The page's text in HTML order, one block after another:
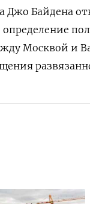
Байдена
Москвой и